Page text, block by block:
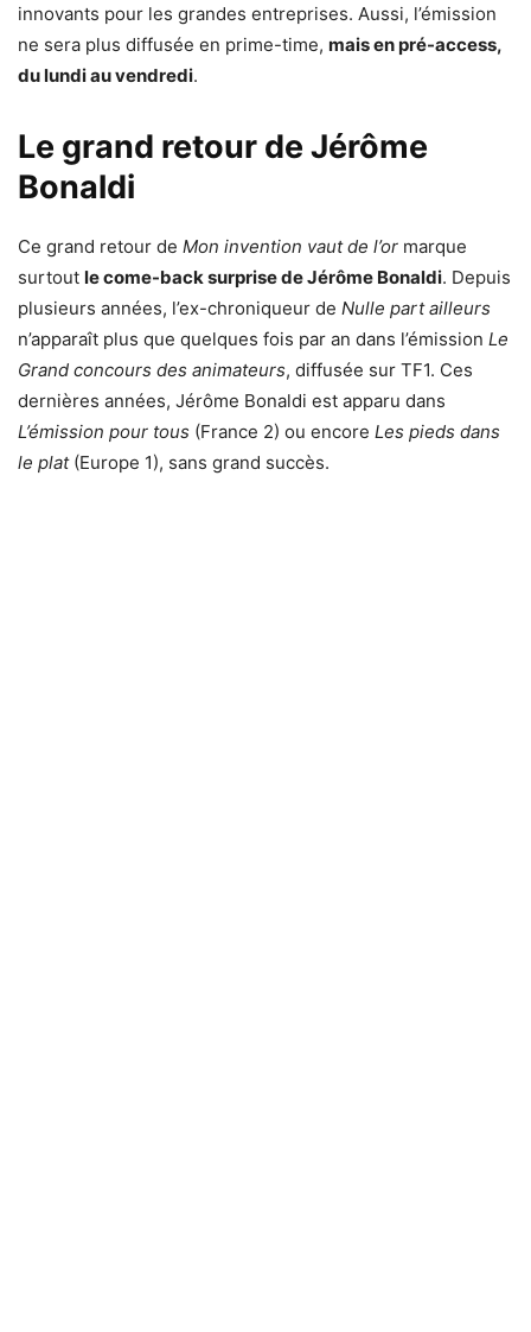
innovants pour les grandes entreprises. Aussi, l’émission
ne sera plus diffusée en prime-time, mais en pré-access,
du lundi au vendredi.
Le grand retour de Jérôme
Bonaldi
Ce grand retour de Mon invention vaut de l’or marque
surtout le come-back surprise de Jérôme Bonaldi. Depuis
plusieurs années, l’ex-chroniqueur de Nulle part ailleurs
n’apparaît plus que quelques fois par an dans l’émission Le
Grand concours des animateurs, diffusée sur TF1. Ces
dernières années, Jérôme Bonaldi est apparu dans
L’émission pour tous (France 2) ou encore Les pieds dans
le plat(Europe 1), sans grand succès.